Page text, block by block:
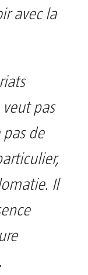
avec la
pas
pas de
Il